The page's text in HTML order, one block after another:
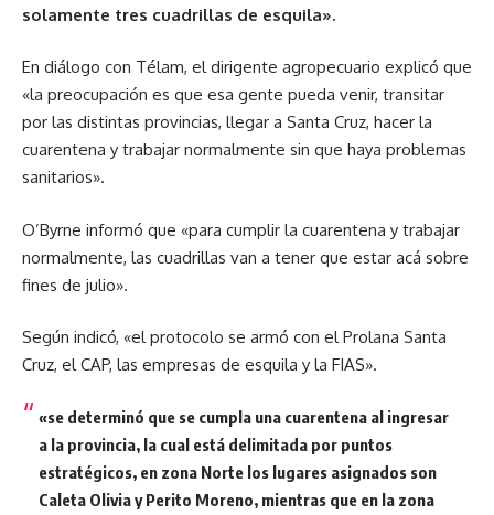
solamente tres cuadrillas de esquila».
En diálogo con Télam, el dirigente agropecuario explicó que
«la preocupación es que esa gente pueda venir, transitar
por las distintas provincias, llegar a Santa Cruz, hacer la
cuarentena y trabajar normalmente sin que haya problemas
sanitarios».
O’Byrne informó que «para cumplir la cuarentena y trabajar
normalmente, las cuadrillas van a tener que estar acá sobre
fines de julio».
Según indicó, «el protocolo se armó con el Prolana Santa
Cruz, el CAP, las empresas de esquila y la FIAS».
«se determinó que se cumpla una cuarentena al ingresar
a la provincia, la cual está delimitada por puntos
estratégicos, en zona Norte los lugares asignados son
Caleta Olivia y Perito Moreno, mientras que en la zona